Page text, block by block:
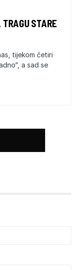
STARE
tijekom četiri
a sad se